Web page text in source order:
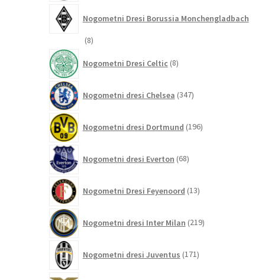
Nogometni Dresi Borussia Monchengladbach
88
Nogometni Dresi Celtic 8izdelkov
Nogometni dresi Chelsea 347izdelkov
Nogometni dresi Dortmund 196izdelkov
Nogometni dresi Everton 68izdelkov
Nogometni Dresi Feyenoord 13izdelkov
Nogometni dresi Inter Milan 219izdelkov
Nogometni dresi Juventus 171izdelkov